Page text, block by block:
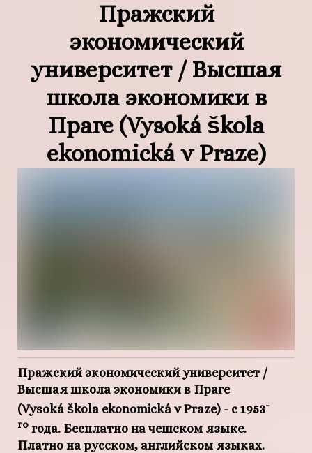
Пражский
экономический
университет / Высшая
школа экономики в
Праге (Vysoká škola
ekonomická v Praze)
Пражский экономический университет /
Высшая школа экономики в Праге
(Vysoká škola ekonomická v Praze) - с 1953-
го года. Бесплатно на чешском языке.
Платно на русском, английском языках.